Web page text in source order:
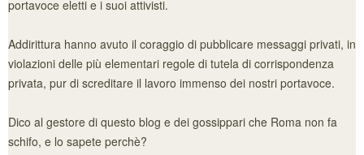
portavoce eletti e i suoi attivisti.
Addirittura hanno avuto il coraggio di pubblicare messaggi privati, in
violazioni delle più elementari regole di tutela di corrispondenza
privata, pur di screditare il lavoro immenso dei nostri portavoce.
Dico al gestore di questo blog e dei gossippari che Roma non fa
schifo, e lo sapete perchè?